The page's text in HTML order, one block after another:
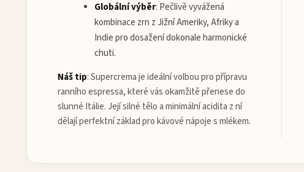
Globální výběr: Pečlivě vyvážená
kombinace zrn z Jižní Ameriky, Afriky a
Indie pro dosažení dokonale harmonické
chuti.
Náš tip:Supercrema je ideální volbou pro přípravu
ranního espressa, které vás okamžitě přenese do
slunné Itálie. Její silné tělo a minimální acidita z ní
dělají perfektní základ pro kávové nápoje s mlékem.